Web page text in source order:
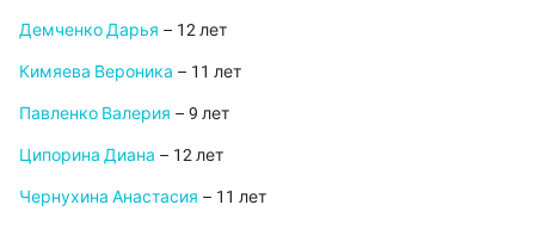
Демченко Дарья – 12 лет
Кимяева Вероника – 11 лет
Павленко Валерия – 9 лет
Ципорина Диана – 12 лет
Чернухина Анастасия – 11 лет